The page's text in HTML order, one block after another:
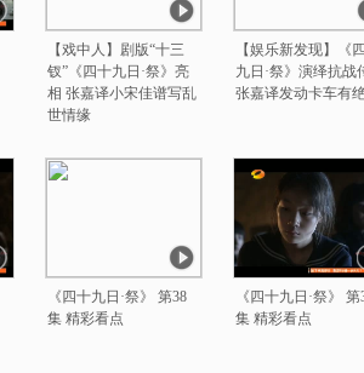
【戏中人】剧版“十三
钗”《四十九日·祭》亮
相 张嘉译小宋佳谱写乱
世情缘
【娱乐新发现】《
九日·祭》演绎抗战
张嘉译发动卡车有
《四十九日·祭》 第38
集 精彩看点
《四十九日·祭》 第
集 精彩看点